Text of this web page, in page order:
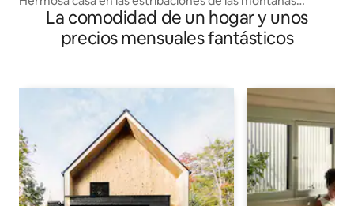
OrlickéLa comodidad de un hogar y unos
precios mensuales fantásticos